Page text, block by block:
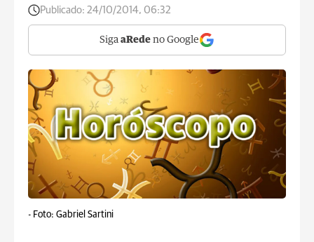
Publicado: 24/10/2014, 06:32
Siga aRede no Google
- Foto: Gabriel Sartini